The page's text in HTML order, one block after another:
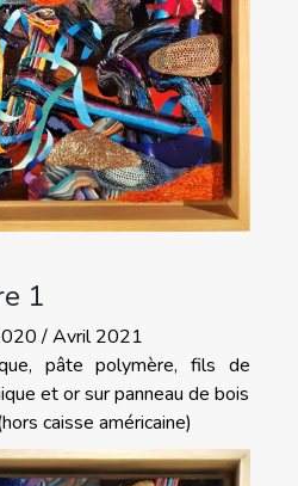
1
/ Avril 2021
pâte polymère, fils de
et or sur panneau de bois
caisse américaine)